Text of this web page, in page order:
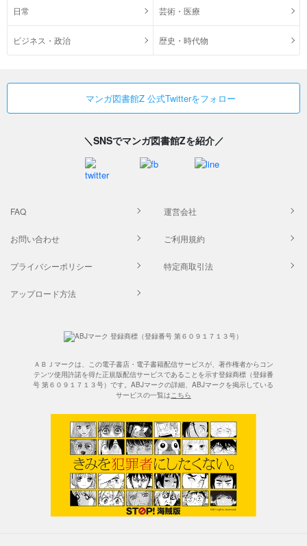
日常 芸術・医療
ビジネス・政治 歴史・時代物
マンガ図書館Z 公式Twitterをフォロー
＼SNSでマンガ図書館Zを紹介／
FAQ 運営会社
お問い合わせ ご利用規約
プライバシーポリシー 特定商取引法
アップロード方法
ＡＢＪマークは、この電子書店・電子書籍配信サービスが、著作権者からコン
テンツ使用許諾を得た正規版配信サービスであることを示す登録商標（登録番
号 第６０９１７１３号）です。ABJマークの詳細、ABJマークを掲示している
サービスの一覧はこちら